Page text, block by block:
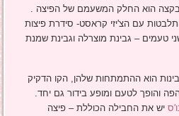
הוא החלק המשעמם של הפיצה .
עם הצ'יזי קראסט- סידרת פיצות
טעמים – גבינת מוצרלה וגבינת שמנת
הוא ההתמתחות שלהן, הקו הדקיק
והופך לטעם ומופע בידור גם יחד.
יש את החבילה הכוללת – פיצה